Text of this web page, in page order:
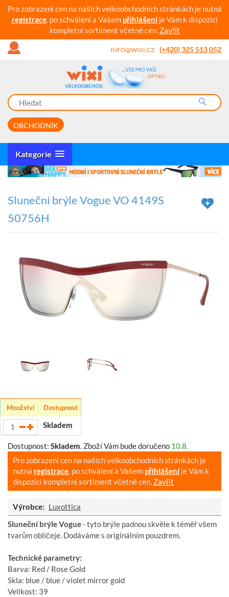
Pro zobrazení cen na našich velkoobchodních stránkách je nutná
registrace, po schválení a Vašem přihlášeníje Vám k dispozici
kompletní sortiment včetně cen. Zavřít
INFO@WIXI.CZ (+420) 325 513 052
OBCHODNÍK
Kategorie
Sluneční brýle Vogue VO 4149S
50756H
Množství Dostupnost
Skladem
Dostupnost: Skladem. Zboží Vám bude doručeno 10.8.
Pro zobrazení cen na našich velkoobchodních stránkách je
nutná registrace, po schválení a Vašem přihlášeníje Vám k
dispozici kompletní sortiment včetně cen. Zavřít
Výrobce: Luxottica
Sluneční brýle Vogue- tyto brýle padnou skvěle k téměř všem
tvarům obličeje. Dodáváme s originálním pouzdrem.
Technické parametry:
Barva: Red / Rose Gold
Skla: blue / blue / violet mirror gold
Velikost: 39